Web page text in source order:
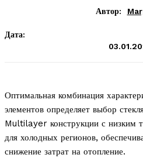
Автор:
Дата:
Оптимальная комбинация
элементов определяет выбор
Multilayer конструкции с низким
для холодных регионов,
снижение затрат на отопление.